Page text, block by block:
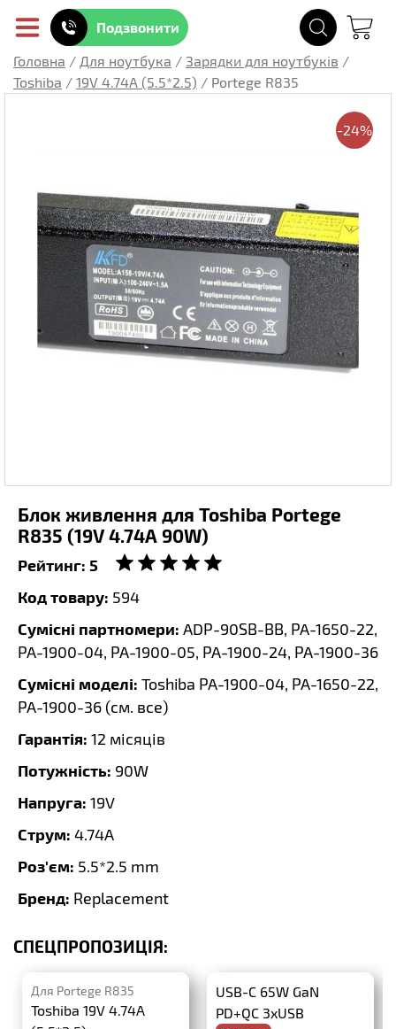
Подзвонити
Головна / Для ноутбука / Зарядки для ноутбуків /
Toshiba / 19V 4.74A (5.5*2.5) / Portege R835
-24%
Блок живлення для Toshiba Portege
R835 (19V 4.74A 90W)
Рейтинг: 5
Код товару: 594
Сумісні партномери: ADP-90SB-BB, PA-1650-22,
PA-1900-04, PA-1900-05, PA-1900-24, PA-1900-36
Сумісні моделі: Toshiba PA-1900-04, PA-1650-22,
PA-1900-36 (см. все)
Гарантія: 12 місяців
Потужність: 90W
Напруга: 19V
Струм: 4.74A
Роз'єм: 5.5*2.5 mm
Бренд: Replacement
СПЕЦПРОПОЗИЦІЯ:
Для Portege R835
Toshiba 19V 4.74A
USB-C 65W GaN
PD+QC 3xUSB